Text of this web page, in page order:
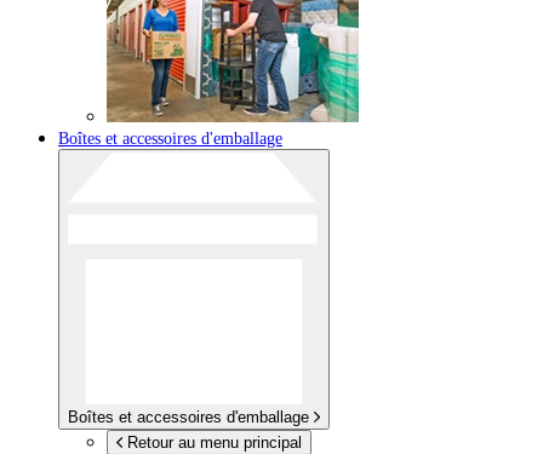
Boîtes et accessoires d'emballage
Boîtes et accessoires d'emballage
Retour au menu principal